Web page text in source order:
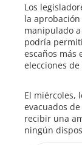
Los
la
manipulado
podría
escaños más
elecciones
El miércoles,
evacuados
recibir una
ningún